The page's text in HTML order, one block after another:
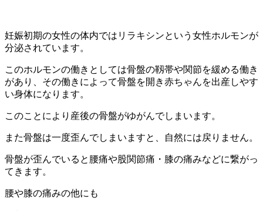
妊娠初期の女性の体内ではリラキシンという女性ホルモンが
分泌されています。
このホルモンの働きとしては骨盤の靱帯や関節を緩める働き
があり、その働きによって骨盤を開き赤ちゃんを出産しやす
い身体になります。
このことにより産後の骨盤がゆがんでしまいます。
また骨盤は一度歪んでしまいますと、自然には戻りません。
骨盤が歪んでいると腰痛や股関節痛・膝の痛みなどに繋がっ
てきます。
腰や膝の痛みの他にも